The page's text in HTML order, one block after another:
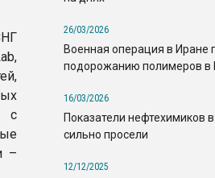
с
–
26/03/2026
Военная операция в Иране
подорожанию полимеров в
16/03/2026
Показатели нефтехимиков
сильно просели
12/12/2025